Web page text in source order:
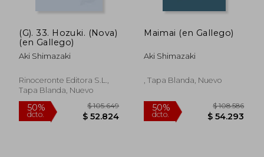
(G). 33. Hozuki. (Nova)
(en Gallego)
Aki Shimazaki
Rinoceronte Editora S.L.,
Tapa Blanda, Nuevo
Maimai (en Gallego)
Aki Shimazaki
, Tapa Blanda, Nuevo